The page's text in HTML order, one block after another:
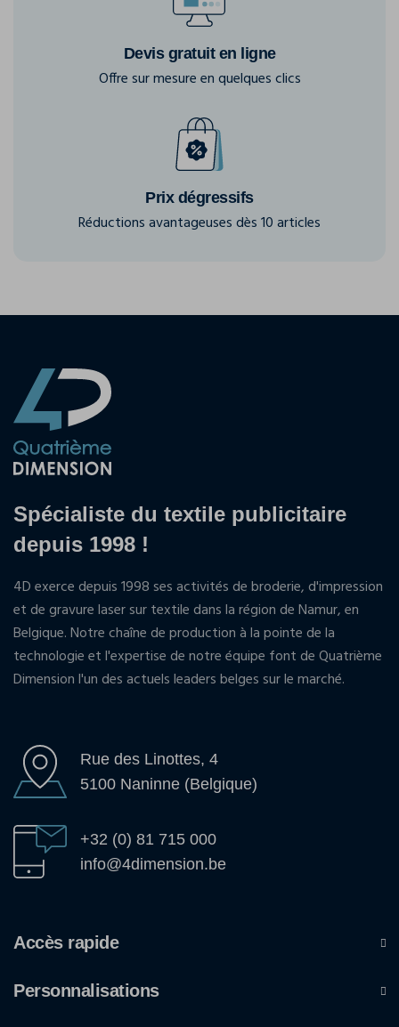
Devis gratuit en ligne
Offre sur mesure en quelques clics
Prix dégressifs
Réductions avantageuses dès 10 articles
Spécialiste du textile publicitaire
depuis 1998 !
4D exerce depuis 1998 ses activités de broderie, d'impression
et de gravure laser sur textile dans la région de Namur, en
Belgique. Notre chaîne de production à la pointe de la
technologie et l'expertise de notre équipe font de Quatrième
Dimension l'un des actuels leaders belges sur le marché.
Rue des Linottes, 4
5100 Naninne (Belgique)
+32 (0) 81 715 000
info@4dimension.be
Accès rapide
Personnalisations